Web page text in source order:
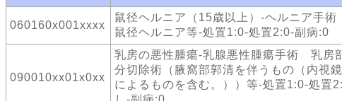
060160x001xxxx
鼠径ヘルニア（15歳以上）-ヘルニア手
鼠径ヘルニア等-処置1:0-処置2:0-副病:0
090010xx01x0xx
乳房の悪性腫瘍-乳腺悪性腫瘍手術 乳房
分切除術（腋窩部郭清を伴うもの（内視
によるものを含む。））等-処置1:0-処置